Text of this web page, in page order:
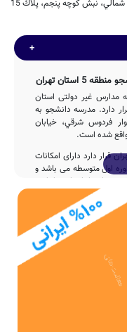
نبش كوچه پنجم، پلاك 15
استان تهران
مدارس غیر دولتی استان
محدوده منطقه 5 تهران قرار دارد. مدرسه دانشجو به
فردوس شرقي، خيابان
قرار دارد دارای امکانات
اول متوسطه می باشد و
تهران را با تماس با تلفن
اول متوسطه دانشجو در سال 1368 توسط جمعی از خیرین مدرسه
دوره اول متوسطه غیر دولتی دانشجو دارای 412 مترمربع بعنوان فضای
حیاط سرباز و دارای امکانات ورزشی